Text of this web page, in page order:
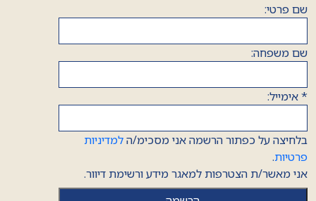
שם פרטי:
שם משפחה:
*אימייל:
בלחיצה על כפתור הרשמה אני מסכימ/הלמדיניות
פרטיות.
אני מאשר/ת הצטרפות למאגר מידע ורשימת דיוור.